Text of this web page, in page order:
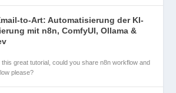
to-Art: Automatisierung der KI-
mit n8n, ComfyUI, Ollama &
great tutorial, could you share n8n workflow and
please?